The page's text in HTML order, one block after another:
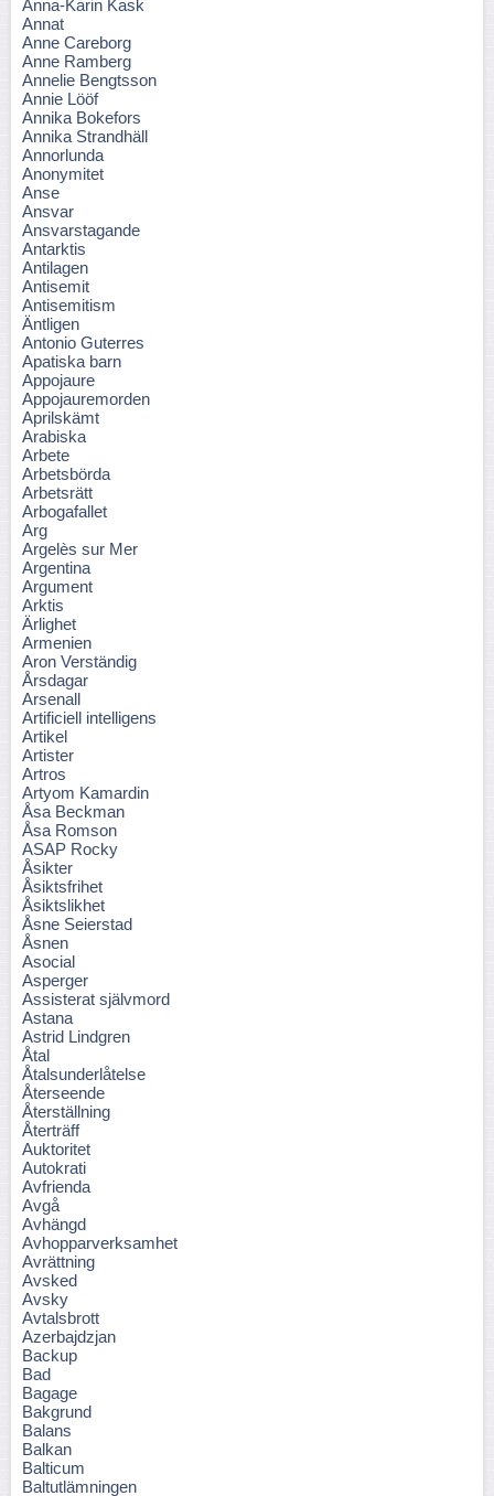
Anna-Karin Kask
Annat
Anne Careborg
Anne Ramberg
Annelie Bengtsson
Annie Lööf
Annika Bokefors
Annika Strandhäll
Annorlunda
Anonymitet
Anse
Ansvar
Ansvarstagande
Antarktis
Antilagen
Antisemit
Antisemitism
Äntligen
Antonio Guterres
Apatiska barn
Appojaure
Appojauremorden
Aprilskämt
Arabiska
Arbete
Arbetsbörda
Arbetsrätt
Arbogafallet
Arg
Argelès sur Mer
Argentina
Argument
Arktis
Ärlighet
Armenien
Aron Verständig
Årsdagar
Arsenall
Artificiell intelligens
Artikel
Artister
Artros
Artyom Kamardin
Åsa Beckman
Åsa Romson
ASAP Rocky
Åsikter
Åsiktsfrihet
Åsiktslikhet
Åsne Seierstad
Åsnen
Asocial
Asperger
Assisterat självmord
Astana
Astrid Lindgren
Åtal
Åtalsunderlåtelse
Återseende
Återställning
Återträff
Auktoritet
Autokrati
Avfrienda
Avgå
Avhängd
Avhopparverksamhet
Avrättning
Avsked
Avsky
Avtalsbrott
Azerbajdzjan
Backup
Bad
Bagage
Bakgrund
Balans
Balkan
Balticum
Baltutlämningen